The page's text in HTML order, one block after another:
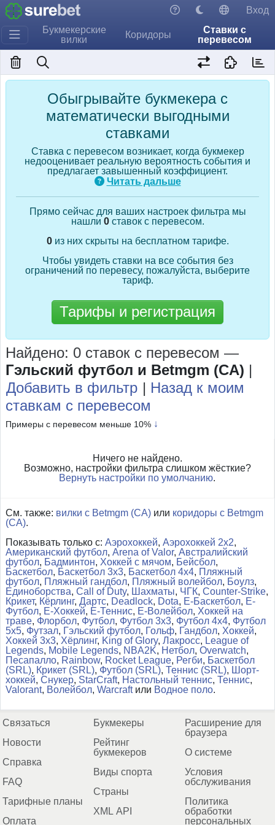
Букмекерские
вилки
Коридоры
Ставки с
перевесом
Вход
Обыгрывайте букмекера с
математически выгодными
ставками
Ставка с перевесом возникает, когда букмекер
недооценивает реальную вероятность события и
предлагает завышенный коэффициент.
Читать дальше
Прямо сейчас для ваших настроек фильтра мы
нашли 0ставок с перевесом.
0из них скрыты на бесплатном тарифе.
Чтобы увидеть ставки на все события без
ограничений по перевесу, пожалуйста, выберите
тариф.
Тарифы и регистрация
Найдено: 0 ставок с перевесом —
Гэльский футбол и Betmgm (CA) |
Добавить в фильтр | Назад к моим
ставкам с перевесом
Примеры с перевесом меньше 10% ↓
Ничего не найдено.
Возможно, настройки фильтра слишком жёсткие?
Вернуть настройки по умолчанию.
См. также: вилки с Betmgm (CA) или коридоры с Betmgm
(CA).
Показывать только с: Аэрохоккей, Аэрохоккей 2x2,
Американский футбол, Arena of Valor, Австралийский
футбол, Бадминтон, Хоккей с мячом, Бейсбол,
Баскетбол, Баскетбол 3x3, Баскетбол 4x4, Пляжный
футбол, Пляжный гандбол, Пляжный волейбол, Боулз,
Единоборства, Call of Duty, Шахматы, ЧГК, Counter-Strike,
Крикет, Кёрлинг, Дартс, Deadlock, Dota, Е-Баскетбол, Е-
Футбол, Е-Хоккей, Е-Теннис, Е-Волейбол, Хоккей на
траве, Флорбол, Футбол, Футбол 3x3, Футбол 4x4, Футбол
5x5, Футзал, Гэльский футбол, Гольф, Гандбол, Хоккей,
Хоккей 3x3, Хёрлинг, King of Glory, Лакросс, League of
Legends, Mobile Legends, NBA2K, Нетбол, Overwatch,
Песапалло, Rainbow, Rocket League, Регби, Баскетбол
(SRL), Крикет (SRL), Футбол (SRL), Теннис (SRL), Шорт-
хоккей, Снукер, StarCraft, Настольный теннис, Теннис,
Valorant, Волейбол, Warcraftили Водное поло.
Связаться
Новости
Справка
FAQ
Тарифные планы
Оплата
Букмекеры
Рейтинг
букмекеров
Виды спорта
Страны
XML API
Расширение для
браузера
О системе
Условия
обслуживания
Политика
обработки
персональных